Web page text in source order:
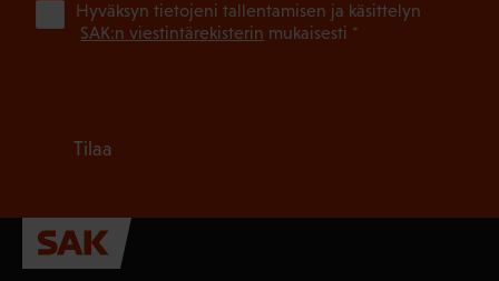
Hyväksyn tietojeni tallentamisen ja käsittelyn
SAK:n viestintärekisterin mukaisesti *
Tilaa